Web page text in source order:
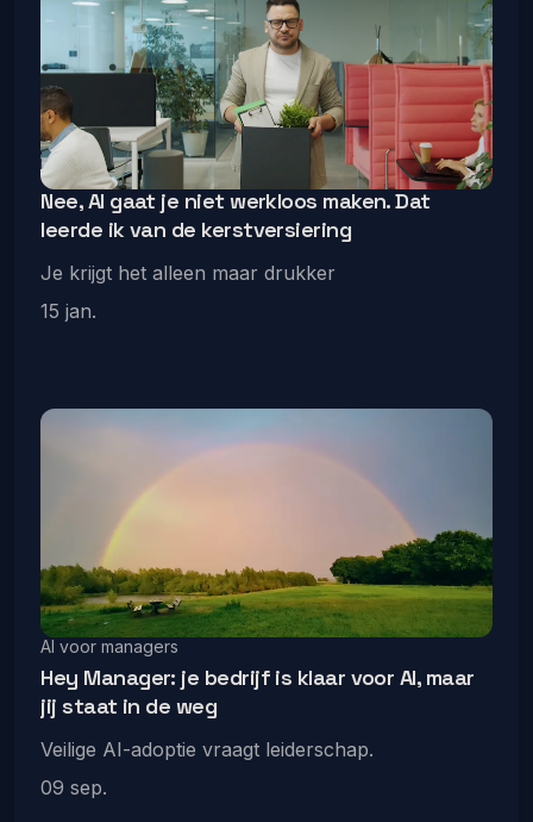
Nee, AI gaat je niet werkloos maken. Dat
leerde ik van de kerstversiering
Je krijgt het alleen maar drukker
15 jan.
AI voor managers
Hey Manager: je bedrijf is klaar voor AI, maar
jij staat in de weg
Veilige AI-adoptie vraagt leiderschap.
09 sep.